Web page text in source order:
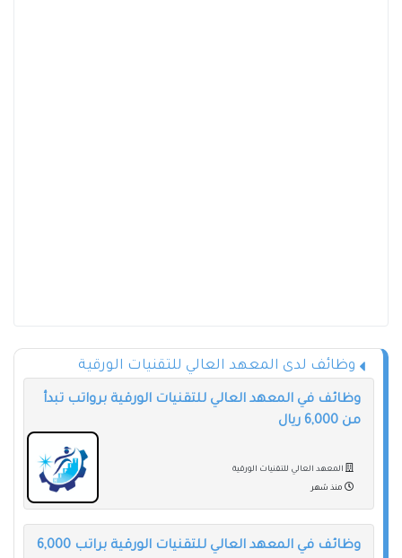
وظائف لدى المعهد العالي للتقنيات الورقية
وظائف في المعهد العالي للتقنيات الورقية برواتب تبدأ
من 6,000 ريال
المعهد العالي للتقنيات الورقية
منذ شهر
وظائف في المعهد العالي للتقنيات الورقية براتب 6,000